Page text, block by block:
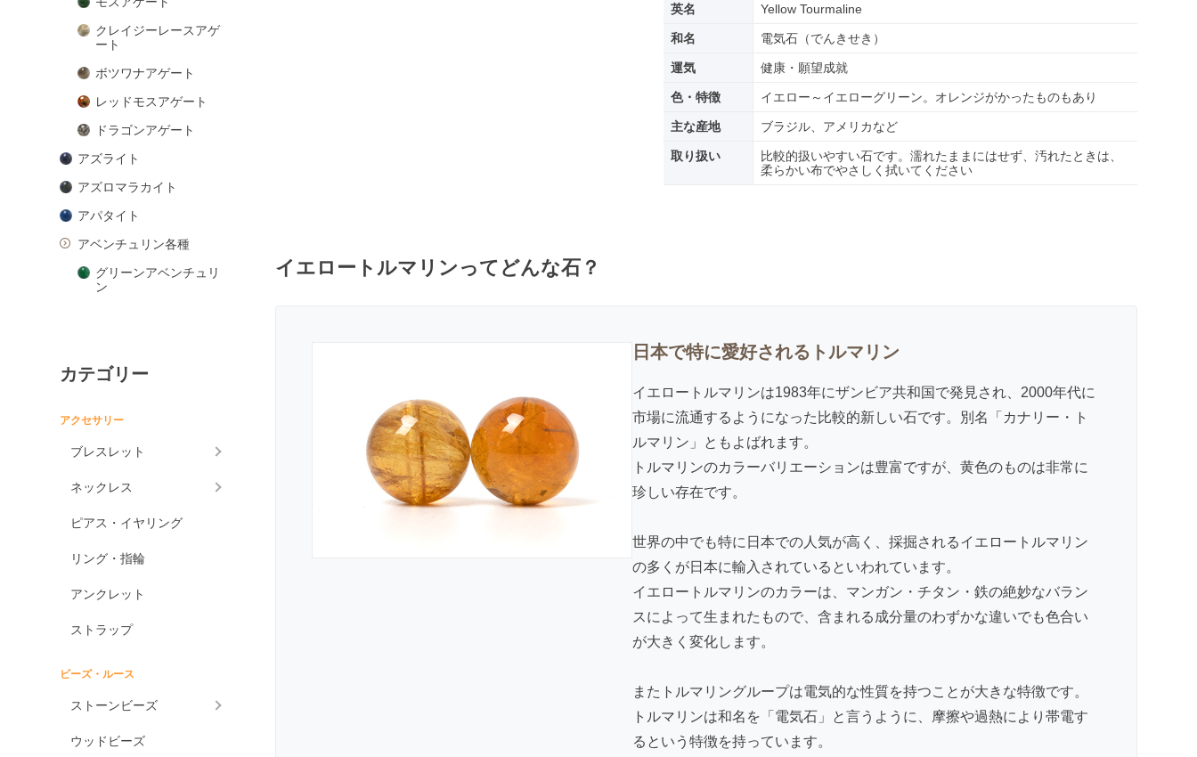
クレイジーレースアゲ
ート
ボツワナアゲート
レッドモスアゲート
ドラゴンアゲート
アズライト
アズロマラカイト
アパタイト
アベンチュリン各種
グリーンアベンチュリ
ン
オレンジアベンチュリ
アマゾナイト
アメジスト各種
グリーンアメジスト
ケープアメジスト
ル
アメトリン
アンモライト
出雲石
カテゴリー
アクセサリー
ブレスレット
ネックレス
ピアス・イヤリング
リング・指輪
アンクレット
ストラップ
ビーズ・ルース
ストーンビーズ
ウッドビーズ
英名 Yellow Tourmaline
和名 電気石（でんきせき）
運気 健康・願望成就
色・特徴 イエロー～イエローグリーン。オレンジがかったものもあり
主な産地 ブラジル、アメリカなど
取り扱い
比較的扱いやすい石です。濡れたままにはせず、汚れたときは、
柔らかい布でやさしく拭いてください
イエロートルマリンってどんな石？
日本で特に愛好されるトルマリン
イエロートルマリンは1983年にザンビア共和国で発見され、2000年代に
市場に流通するようになった比較的新しい石です。別名「カナリー・ト
ルマリン」ともよばれます。
トルマリンのカラーバリエーションは豊富ですが、黄色のものは非常に
珍しい存在です。
世界の中でも特に日本での人気が高く、採掘されるイエロートルマリン
の多くが日本に輸入されているといわれています。
イエロートルマリンのカラーは、マンガン・チタン・鉄の絶妙なバラン
スによって生まれたもので、含まれる成分量のわずかな違いでも色合い
が大きく変化します。
またトルマリングループは電気的な性質を持つことが大きな特徴です。
トルマリンは和名を「電気石」と言うように、摩擦や過熱により帯電す
るという特徴を持っています。